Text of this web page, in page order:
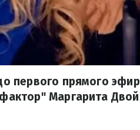
первого прямого
Маргарита